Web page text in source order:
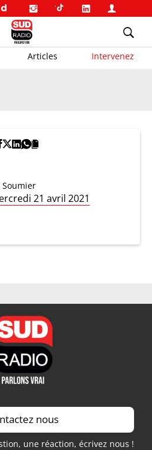
Articles Intervenez
Soumier
21 avril 2021
nous
une réaction, écrivez nous !